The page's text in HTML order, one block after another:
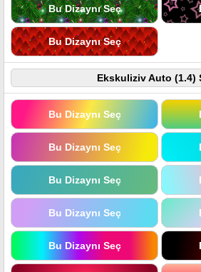
Bu Dizaynı Seç
Bu Dizaynı Seç
Ekskuliziv Auto (1.4)
Bu Dizaynı Seç
Bu Dizaynı Seç
Bu Dizaynı Seç
Bu Dizaynı Seç
Bu Dizaynı Seç